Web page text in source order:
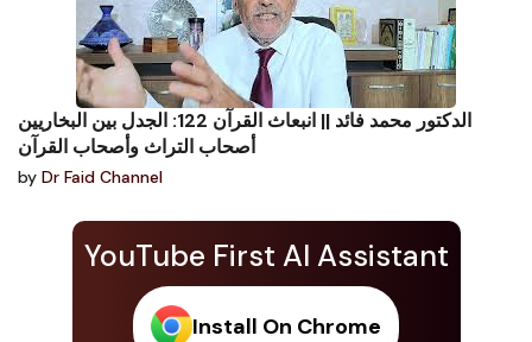
YouTube First AI Assistant
Install On Chrome
الدكتور محمد فائد || انبعاث القرآن 122: الجدل بين البخاريين
أصحاب التراث وأصحاب القرآن
by Dr Faid Channel